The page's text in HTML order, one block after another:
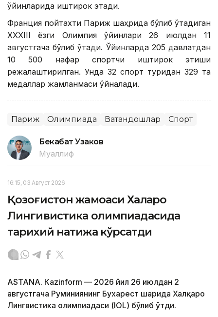
ўйинларида иштирок этади.
Франция пойтахти Париж шаҳрида бўлиб ўтадиган
XXXIII ёзги Олимпия ўйинлари 26 июлдан 11
августгача бўлиб ўтади. Ўйинларда 205 давлатдан
10 500 нафар спортчи иштирок этиши
режалаштирилган. Унда 32 спорт туридан 329 та
медаллар жамланмаси ўйналади.
Париж Олимпиада Ватандошлар Спорт
Бекабат Узаков
Муаллиф
16:15, 03 Август 2026
Қозоғистон жамоаси Халқаро
Лингивистика олимпиадасида
тарихий натижа кўрсатди
ASTANА. Кazinform — 2026 йил 26 июлдан 2
августгача Руминиянинг Бухарест шаҳрида Халқаро
Лингвистика олимпиадаси (IOL) бўлиб ўтди.